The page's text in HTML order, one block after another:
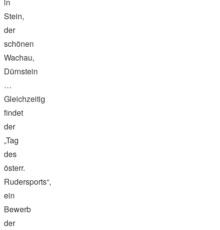
in
Stein,
der
schönen
Wachau,
Dürnstein
…
Gleichzeitig
findet
der
„Tag
des
österr.
Rudersports“,
ein
Bewerb
der